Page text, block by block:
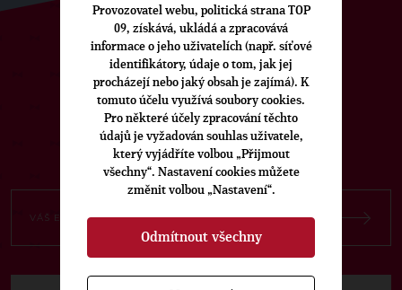
ODEBÍREJTE NÁŠ TOPOVÝ
NEWSLETTER
Provozovatel webu, politická strana TOP
09, získává, ukládá a zpracovává
informace o jeho uživatelích (např. síťové
identifikátory, údaje o tom, jak jej
procházejí nebo jaký obsah je zajímá). K
tomuto účelu využívá soubory cookies.
Pro některé účely zpracování těchto
údajů je vyžadován souhlas uživatele,
který vyjádříte volbou „Přijmout
všechny“. Nastavení cookies můžete
změnit volbou „Nastavení“.
Odmítnout všechny